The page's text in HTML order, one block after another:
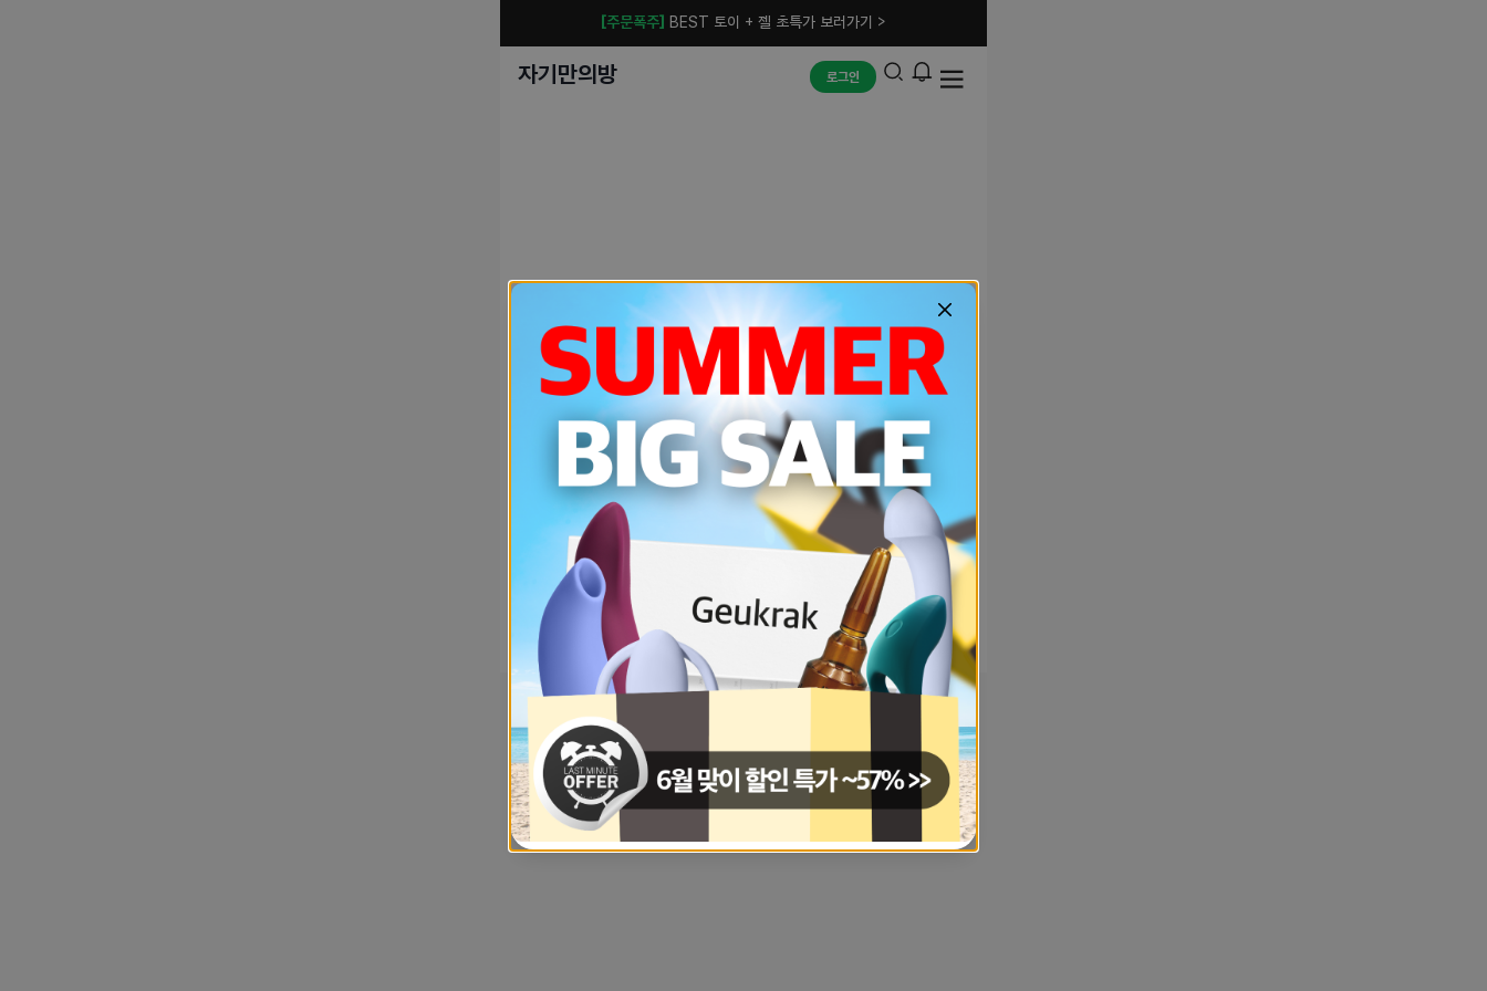
[주문폭주] BEST 토이 + 젤 초특가 보러가기 >
자기만의방 로그인
예상치 못한 에러입니다.